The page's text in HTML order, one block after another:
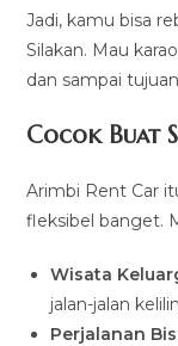
Jadi, kamu bisa
Silakan. Mau
dan sampai
Cocok Buat
Arimbi Rent Car
fleksibel banget.
Wisata
jalan-jalan
Perjalanan